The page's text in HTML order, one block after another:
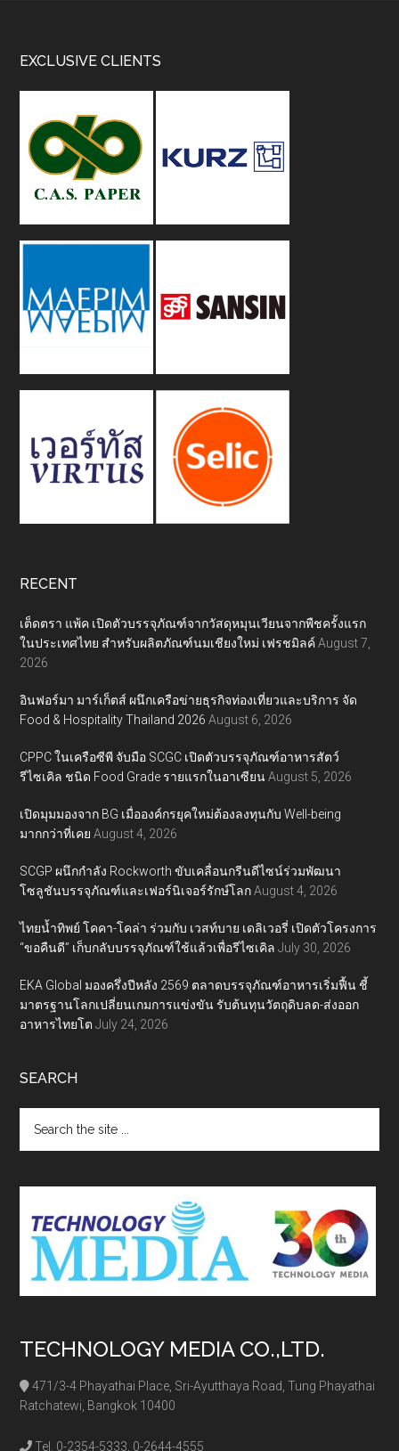
Footer
EXCLUSIVE CLIENTS
RECENT
เต็ดตรา แพ้ค เปิดตัวบรรจุภัณฑ์จากวัสดุหมุนเวียนจากพืชครั้งแรก
ในประเทศไทย สำหรับผลิตภัณฑ์นมเชียงใหม่ เฟรชมิลค์ August 7,
2026
อินฟอร์มา มาร์เก็ตส์ ผนึกเครือข่ายธุรกิจท่องเที่ยวและบริการ จัด
Food & Hospitality Thailand 2026 August 6, 2026
CPPC ในเครือซีพี จับมือ SCGC เปิดตัวบรรจุภัณฑ์อาหารสัตว์
รีไซเคิล ชนิด Food Grade รายแรกในอาเซียน August 5, 2026
เปิดมุมมองจาก BG เมื่อองค์กรยุคใหม่ต้องลงทุนกับ Well-being
มากกว่าที่เคย August 4, 2026
SCGP ผนึกกำลัง Rockworth ขับเคลื่อนกรีนดีไซน์ร่วมพัฒนา
โซลูชันบรรจุภัณฑ์และเฟอร์นิเจอร์รักษ์โลก August 4, 2026
ไทยน้ำทิพย์ โคคา-โคล่า ร่วมกับ เวสท์บาย เดลิเวอรี่ เปิดตัวโครงการ
“ขอคืนดี” เก็บกลับบรรจุภัณฑ์ใช้แล้วเพื่อรีไซเคิล July 30, 2026
EKA Global มองครึ่งปีหลัง 2569 ตลาดบรรจุภัณฑ์อาหารเริ่มฟื้น ชี้
มาตรฐานโลกเปลี่ยนเกมการแข่งขัน รับต้นทุนวัตถุดิบลด-ส่งออก
อาหารไทยโต July 24, 2026
SEARCH
the
TECHNOLOGY MEDIA CO.,LTD.
471/3-4 Phayathai Place, Sri-Ayutthaya Road, Tung Phayathai
Ratchatewi, Bangkok 10400
Tel. 0-2354-5333, 0-2644-4555